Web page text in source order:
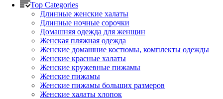
Top Categories
Длинные женские халаты
Длинные ночные сорочки
Домашняя одежда для женщин
Женская пляжная одежда
Женские домашние костюмы, комплекты одежды
Женские красные халаты
Женские кружевные пижамы
Женские пижамы
Женские пижамы больших размеров
Женские халаты хлопок